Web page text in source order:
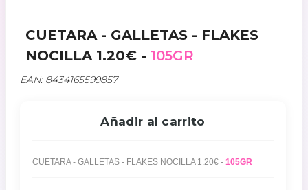
CUETARA - GALLETAS - FLAKES
NOCILLA 1.20€ - 105GR
EAN: 8434165599857
Añadir al carrito
CUETARA - GALLETAS - FLAKES NOCILLA 1.20€ - 105GR